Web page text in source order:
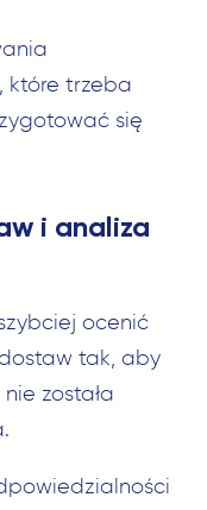
które trzeba
się
i analiza
ocenić
tak, aby
została